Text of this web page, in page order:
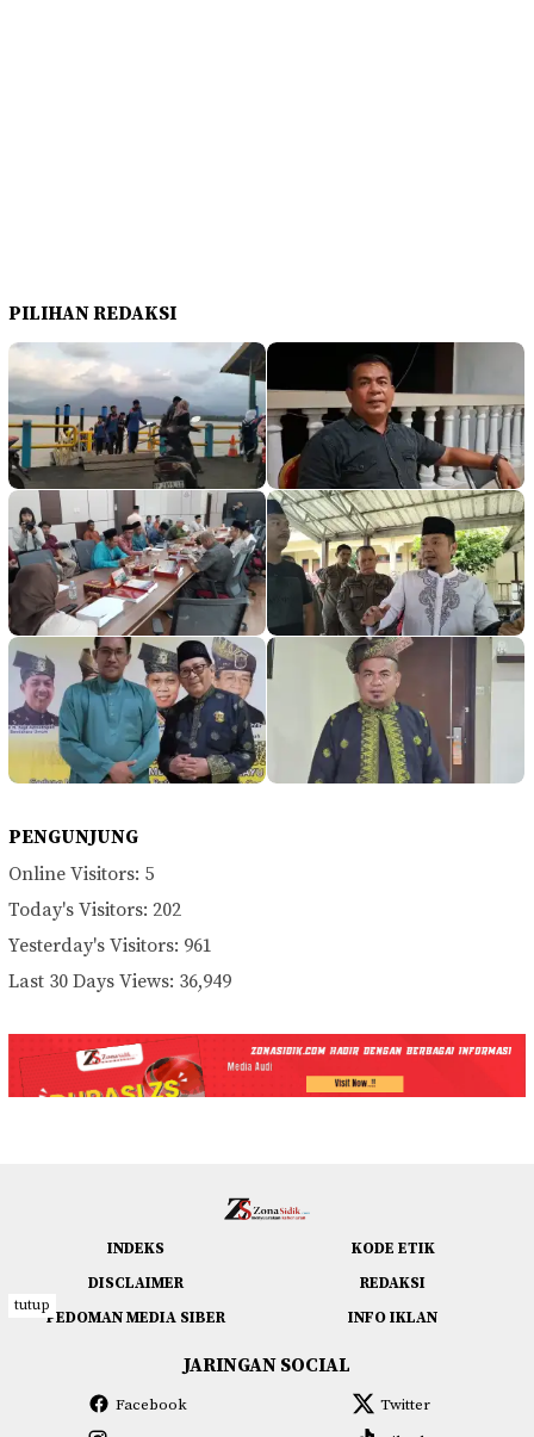
PILIHAN REDAKSI
PENGUNJUNG
Online Visitors: 5
Today's Visitors: 202
Yesterday's Visitors: 961
Last 30 Days Views: 36,949
INDEKS
KODE ETIK
DISCLAIMER
REDAKSI
PEDOMAN MEDIA SIBER
INFO IKLAN
JARINGAN SOCIAL
Facebook
Twitter
tutup